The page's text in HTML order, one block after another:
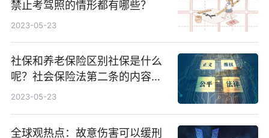
禁止考驾照的情形都有哪些？
2023-05-23
社保和养老保险区别社保是什么
呢？社会保险法第二条的内容是
什么？
2023-05-23
全球观热点：故意伤害可以缓刑